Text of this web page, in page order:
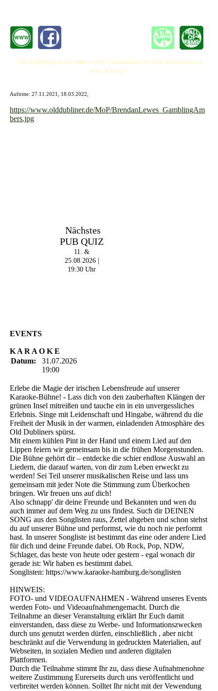
* Für die Richtigkeit, den Inhalt und die Vollständigkeit der Links übernehmen wir
keine Haftung *
Auftritte: 27.11.2021, 18.03.2022,
https://www.olddubliner.de/MoP/BrendanLewes_GamblingAm
bers.jpg
Nächstes
PUB QUIZ
11. &
25.08.2026 |
19:30 Uhr
EVENTS
K A R A O K E
Datum:
31.07.2026
19:00
Erlebe die Magie der irischen Lebensfreude auf unserer
Karaoke-Bühne! - Lass dich von den zauberhaften Klängen der
grünen Insel mitreißen und tauche ein in ein unvergessliches
Erlebnis. Singe mit Leidenschaft und Hingabe, während du die
Freiheit der Musik in der warmen, einladenden Atmosphäre des
Old Dubliners spürst.
Mit einem kühlen Pint in der Hand und einem Lied auf den
Lippen feiern wir gemeinsam bis in die frühen Morgenstunden.
Die Bühne gehört dir – entdecke die schier endlose Auswahl an
Liedern, die darauf warten, von dir zum Leben erweckt zu
werden! Sei Teil unserer musikalischen Reise und lass uns
gemeinsam mit jeder Note die Stimmung zum Überkochen
bringen. Wir freuen uns auf dich!
Also schnapp' dir deine Freunde und Bekannten und wen du
auch immer auf dem Weg zu uns findest. Such dir DEINEN
SONG aus den Songlisten raus, Zettel abgeben und schon stehst
du auf unserer Bühne und performst, wie du noch nie performt
hast. In unserer Songliste ist bestimmt das eine oder andere Lied
für dich und deine Freunde dabei. Ob Rock, Pop, NDW,
Schlager, das beste von heute oder gestern - egal wonach dir
gerade ist: Wir haben es bestimmt dabei.
Songlisten: https://www.karaoke-hamburg.de/songlisten
HINWEIS:
FOTO- und VIDEOAUFNAHMEN - Während unseres Events
werden Foto- und Videoaufnahmengemacht. Durch die
Teilnahme an dieser Veranstaltung erklärt Ihr Euch damit
einverstanden, dass diese zu Werbe- und Informationszwecken
durch uns genutzt werden dürfen, einschließlich , aber nicht
beschränkt auf die Verwendung in gedruckten Materialien, auf
Webseiten, in sozialen Medien und anderen digitalen
Plattformen.
Durch die Teilnahme stimmt Ihr zu, dass diese Aufnahmenohne
weitere Zustimmung Eurerseits durch uns veröffentlicht und
verbreitet werden können. Solltet Ihr nicht mit der Vewendung